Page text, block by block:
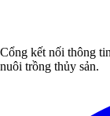
Cổng kết nối thông
nuôi trồng thủy sản.